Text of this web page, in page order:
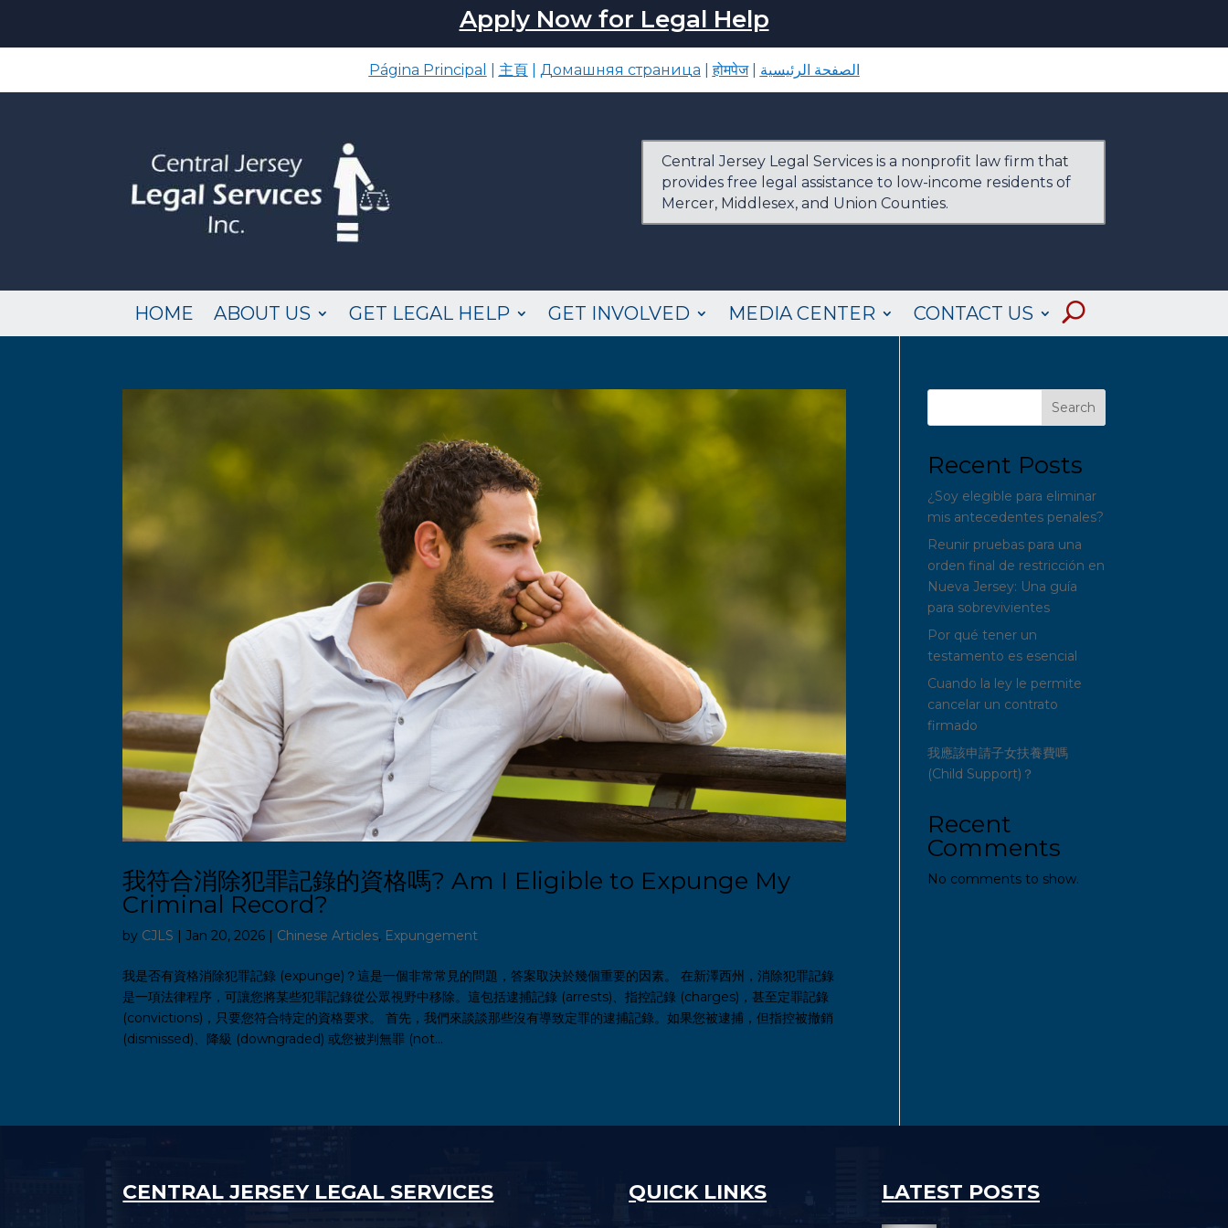
Apply Now for Legal Help
Página Principal 主頁| Домашняя страница |होमपेज| الصفحة الرئيسية
Central Jersey Legal Services is a nonprofit law firm that
provides free legal assistance to low-income residents of
Mercer, Middlesex, and Union Counties.
HOME ABOUT US GET LEGAL HELP GET INVOLVED MEDIA CENTER CONTACT US
我符合消除犯罪記錄的資格嗎? Am I Eligible to Expunge My
Criminal Record?
by CJLS |Jan 20, 2026 | Chinese Articles, Expungement
我是否有資格消除犯罪記錄 (expunge)？這是一個非常常見的問題，答案取決於幾個重要的因素。 在新澤西州，消除犯罪記錄
是一項法律程序，可讓您將某些犯罪記錄從公眾視野中移除。這包括逮捕記錄 (arrests)、指控記錄 (charges)，甚至定罪記錄
(convictions)，只要您符合特定的資格要求。 首先，我們來談談那些沒有導致定罪的逮捕記錄。如果您被逮捕，但指控被撤銷
(dismissed)、降級 (downgraded) 或您被判無罪 (not...
Search
Recent Posts
¿Soy elegible para eliminar
mis antecedentes penales?
Reunir pruebas para una
orden final de restricción en
Nueva Jersey: Una guía
para sobrevivientes
Por qué tener un
testamento es esencial
Cuando la ley le permite
cancelar un contrato
firmado
我應該申請子女扶養費嗎
(Child Support)？
Recent
Comments
No comments to show.
CENTRAL JERSEY LEGAL SERVICES QUICK LINKS LATEST POSTS